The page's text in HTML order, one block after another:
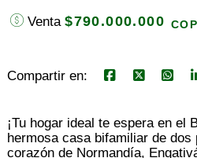
Venta$790.000.000 COP
Compartir en:
¡Tu hogar ideal te espera en el
hermosa casa bifamiliar de dos
corazón de Normandía,